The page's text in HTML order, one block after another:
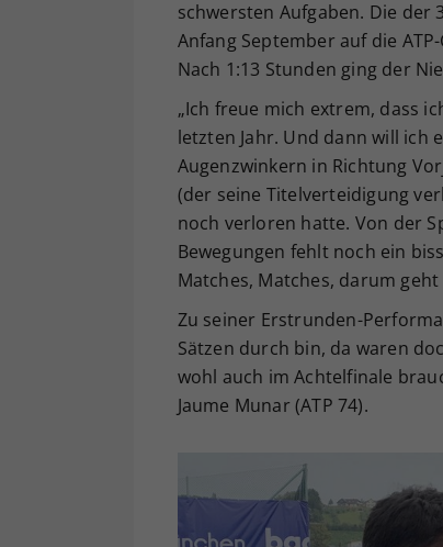
schwersten Aufgaben. Die der
Anfang September auf die
Nach 1:13 Stunden ging der
„Ich freue mich extrem, dass
letzten Jahr. Und dann will ich
Augenzwinkern in Richtung
(der seine Titelverteidigung
noch verloren hatte. Von der
Bewegungen fehlt noch ein
Matches, Matches, darum
Zu seiner Erstrunden-
Sätzen durch bin, da waren
wohl auch im Achtelfinale
Jaume Munar (ATP 74).